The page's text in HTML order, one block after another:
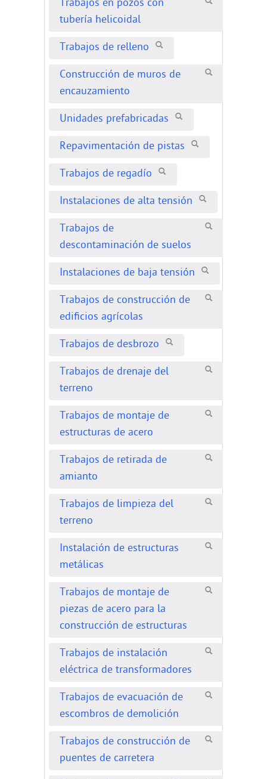
Trabajos en pozos con
tubería helicoidal
Trabajos de relleno
Construcción de muros de
encauzamiento
Unidades prefabricadas
Repavimentación de pistas
Trabajos de regadío
Instalaciones de alta tensión
Trabajos de
descontaminación de suelos
Instalaciones de baja tensión
Trabajos de construcción de
edificios agrícolas
Trabajos de desbrozo
Trabajos de drenaje del
terreno
Trabajos de montaje de
estructuras de acero
Trabajos de retirada de
amianto
Trabajos de limpieza del
terreno
Instalación de estructuras
metálicas
Trabajos de montaje de
piezas de acero para la
construcción de estructuras
Trabajos de instalación
eléctrica de transformadores
Trabajos de evacuación de
escombros de demolición
Trabajos de construcción de
puentes de carretera